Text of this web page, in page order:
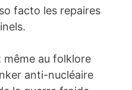
facto les repaires
au folklore
anti-nucléaire